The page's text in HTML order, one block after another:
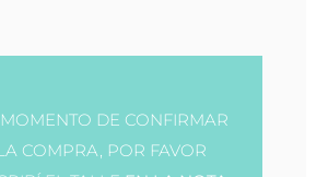
DE CONFIRMAR
COMPRA, POR FAVOR